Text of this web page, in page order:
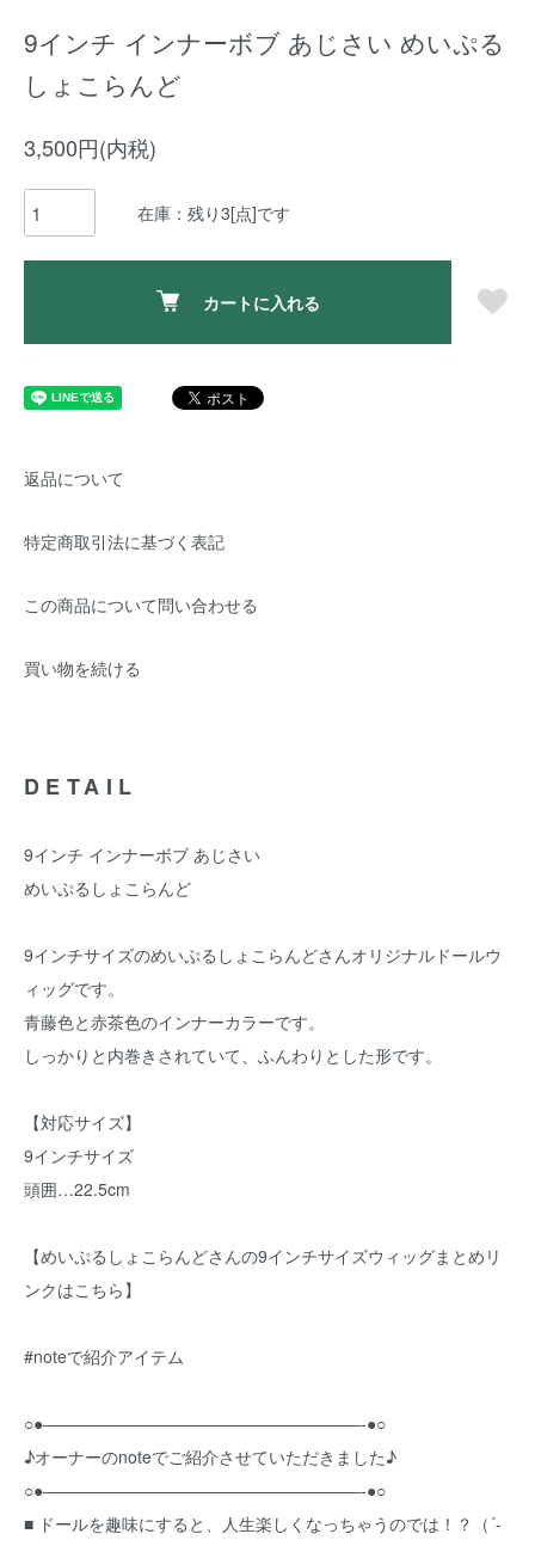
9インチ インナーボブ あじさい めいぷる
しょこらんど
3,500円(内税)
在庫：残り3[点]です
カートに入れる
返品について
特定商取引法に基づく表記
この商品について問い合わせる
買い物を続ける
DETAIL
9インチ インナーボブ あじさい
めいぷるしょこらんど
9インチサイズのめいぷるしょこらんどさんオリジナルドールウ
ィッグです。
青藤色と赤茶色のインナーカラーです。
しっかりと内巻きされていて、ふんわりとした形です。
【対応サイズ】
9インチサイズ
頭囲…22.5cm
【めいぷるしょこらんどさんの9インチサイズウィッグまとめリ
ンクはこちら】
#noteで紹介アイテム
○●―――――――――――――――――――-●○
♪オーナーのnoteでご紹介させていただきました♪
○●―――――――――――――――――――-●○
■ ドールを趣味にすると、人生楽しくなっちゃうのでは！？（´-